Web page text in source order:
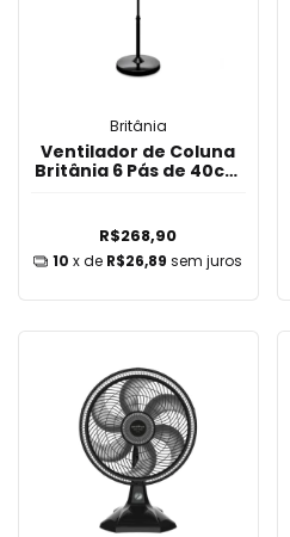
Britânia
Ventilador de Coluna
Britânia 6 Pás de 40cm
R$268,90
10 x de R$26,89 sem juros